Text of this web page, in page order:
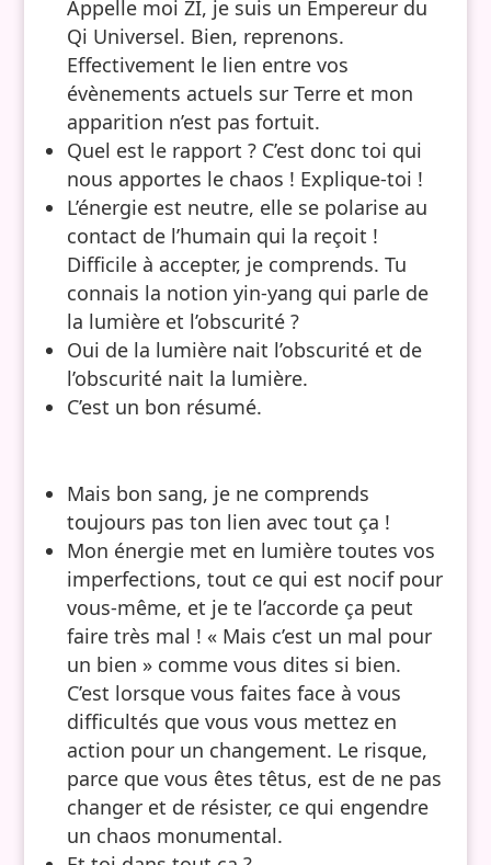
Appelle moi ZI, je suis un Empereur du
Qi Universel. Bien, reprenons.
Effectivement le lien entre vos
évènements actuels sur Terre et mon
apparition n’est pas fortuit.
Quel est le rapport ? C’est donc toi qui
nous apportes le chaos ! Explique-toi !
L’énergie est neutre, elle se polarise au
contact de l’humain qui la reçoit !
Difficile à accepter, je comprends. Tu
connais la notion yin-yang qui parle de
la lumière et l’obscurité ?
Oui de la lumière nait l’obscurité et de
l’obscurité nait la lumière.
C’est un bon résumé.
Mais bon sang, je ne comprends
toujours pas ton lien avec tout ça !
Mon énergie met en lumière toutes vos
imperfections, tout ce qui est nocif pour
vous-même, et je te l’accorde ça peut
faire très mal ! « Mais c’est un mal pour
un bien » comme vous dites si bien.
C’est lorsque vous faites face à vous
difficultés que vous vous mettez en
action pour un changement. Le risque,
parce que vous êtes têtus, est de ne pas
changer et de résister, ce qui engendre
un chaos monumental.